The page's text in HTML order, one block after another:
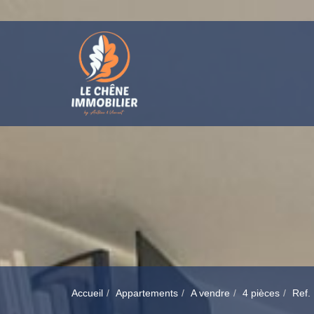
Accueil Appartements A vendre 4 pièces Ref.